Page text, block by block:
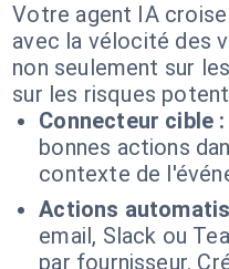
Votre agent IA
avec la vélocité des
non seulement sur
sur les risques
Connecteur cible :
bonnes actions
contexte de
Actions
email, Slack ou
par fournisseur.